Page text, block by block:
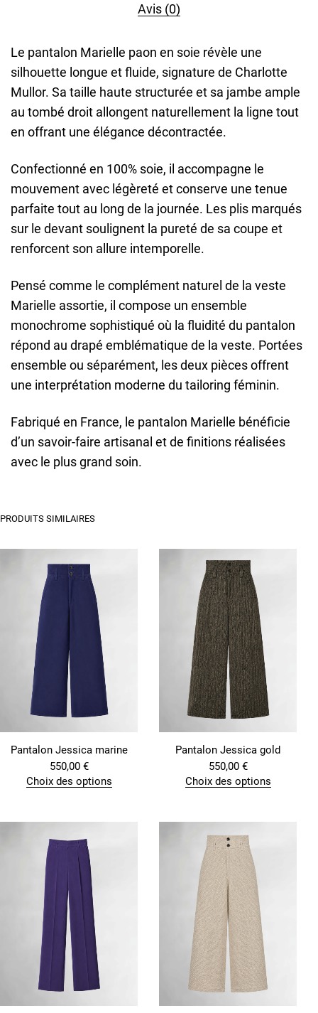
Avis (0)
Le pantalon Marielle paon en soie révèle une
silhouette longue et fluide, signature de Charlotte
Mullor. Sa taille haute structurée et sa jambe ample
au tombé droit allongent naturellement la ligne tout
en offrant une élégance décontractée.
Confectionné en 100% soie, il accompagne le
mouvement avec légèreté et conserve une tenue
parfaite tout au long de la journée. Les plis marqués
sur le devant soulignent la pureté de sa coupe et
renforcent son allure intemporelle.
Pensé comme le complément naturel de la veste
Marielle assortie, il compose un ensemble
monochrome sophistiqué où la fluidité du pantalon
répond au drapé emblématique de la veste. Portées
ensemble ou séparément, les deux pièces offrent
une interprétation moderne du tailoring féminin.
Fabriqué en France, le pantalon Marielle bénéficie
d’un savoir-faire artisanal et de finitions réalisées
avec le plus grand soin.
PRODUITS SIMILAIRES
Pantalon Jessica marine
550,00 €
Choix des options
p
o
t
a
p
l
u
s
e
Pantalon Jessica gold
550,00 €
Choix des options
p
o
d
u
i
a
p
l
u
s
e